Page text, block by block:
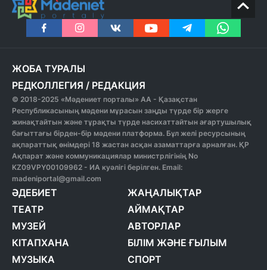
ЖОБА ТУРАЛЫ
РЕДКОЛЛЕГИЯ / РЕДАКЦИЯ
© 2018-2025 «Мәдениет порталы» АА - Қазақстан
Республикасының мәдени мұрасын заңды түрде бір жерге
жинақтайтын және тұрақты түрде насихаттайтын ағартушылық
бағыттағы бірден-бір мәдени платформа. Бұл желі ресурсының
ақпараттық өнімдері 18 жастан асқан азаматтарға арналған. ҚР
Ақпарат және коммуникациялар министрлігінің No
KZ09VPY00109962 - ИА куәлігі берілген. Email:
madeniportal@gmail.com
ӘДЕБИЕТ
ТЕАТР
МУЗЕЙ
КІТАПХАНА
МУЗЫКА
ЖАҢАЛЫҚТАР
АЙМАҚТАР
АВТОРЛАР
БІЛІМ ЖӘНЕ ҒЫЛЫМ
СПОРТ